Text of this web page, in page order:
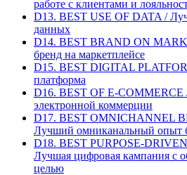
работе с клиентами и
D13. BEST USE OF DATA /
данных
D14. BEST BRAND ON
бренд на маркетплейсе
D15. BEST DIGITAL
платформа
D16. BEST OF E-COMMERCE
электронной коммерции
D17. BEST OMNICHANNEL
Лучший омниканальный опыт
D18. BEST PURPOSE-
Лучшая цифровая кампания с
целью